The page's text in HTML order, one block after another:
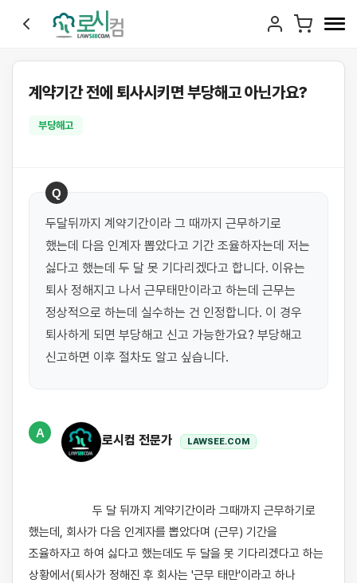
계약기간 전에 퇴사시키면 부당해고 아닌가요?
부당해고
Q
두달뒤까지 계약기간이라 그 때까지 근무하기로
했는데 다음 인계자 뽑았다고 기간 조율하자는데 저는
싫다고 했는데 두 달 못 기다리겠다고 합니다. 이유는
퇴사 정해지고 나서 근무태만이라고 하는데 근무는
정상적으로 하는데 실수하는 건 인정합니다. 이 경우
퇴사하게 되면 부당해고 신고 가능한가요? 부당해고
신고하면 이후 절차도 알고 싶습니다.
A
로시컴 전문가 LAWSEE.COM
했는데, 회사가 다음 인계자를 뽑았다며 (근무) 기간을
조율하자고 하여 싫다고 했는데도 두 달을 못 기다리겠다고 하는
상황에서(퇴사가 정해진 후 회사는 '근무 태만'이라고 하나